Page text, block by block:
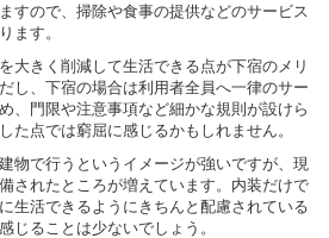
すので、掃除や食事の提供などのサービス
ます。
大きく削減して生活できる点が下宿のメリ
し、下宿の場合は利用者全員へ一律のサー
、門限や注意事項など細かな規則が設けら
た点では窮屈に感じるかもしれません。
物で行うというイメージが強いですが、現
されたところが増えています。内装だけで
生活できるようにきちんと配慮されている
じることは少ないでしょう。